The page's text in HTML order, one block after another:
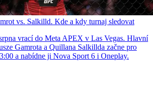
vs. Salkilld. Kde a kdy turnaj sledovat
vrací do Meta APEX v Las Vegas. Hlavní
Gamrota a Quillana Salkillda začne pro
a nabídne ji Nova Sport 6 i Oneplay.